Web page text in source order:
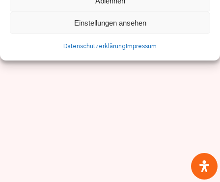
Einstellungen ansehen
Datenschutzerklärung Impressum